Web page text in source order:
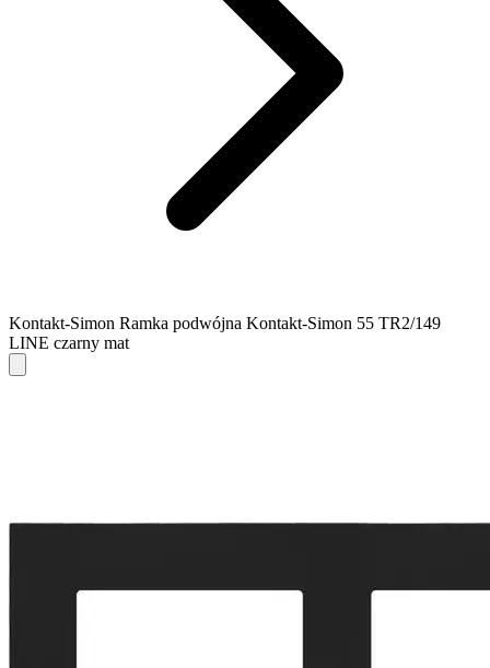
Kontakt-Simon Ramka podwójna Kontakt-Simon 55 TR2/149
LINE czarny mat